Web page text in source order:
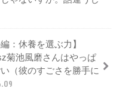
編：休養を選ぶ力】
菊池風磨さんはやっぱ
（彼のすごさを勝手に